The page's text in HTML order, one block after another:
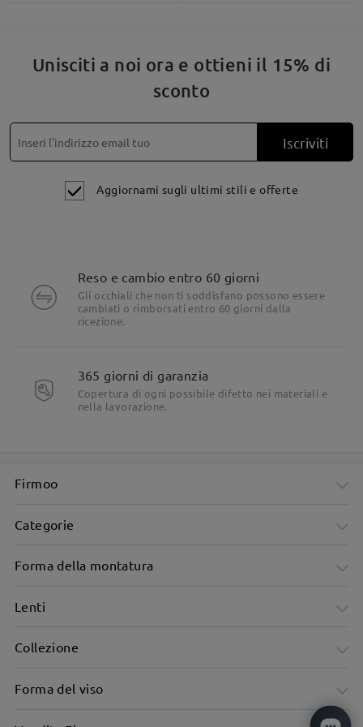
Unisciti a noi ora e ottieni il 15% di
sconto
Iscriviti
Aggiornami sugli ultimi stili e offerte
Reso e cambio entro 60 giorni
Gli occhiali che non ti soddisfano possono essere
cambiati o rimborsati entro 60 giorni dalla
ricezione.
365 giorni di garanzia
Copertura di ogni possibile difetto nei materiali e
nella lavorazione.
Firmoo
Categorie
Forma della montatura
Lenti
Collezione
Forma del viso